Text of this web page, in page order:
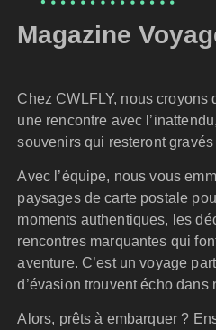
Magazine
Chez CWLFLY, nous croyons
une rencontre avec
souvenirs qui resteront
Avec l’équipe, nous vous
paysages de carte postale
moments authentiques, les
rencontres marquantes qui
aventure. C’est un voyage
d’évasion trouvent écho
Alors, prêts à embarquer ?